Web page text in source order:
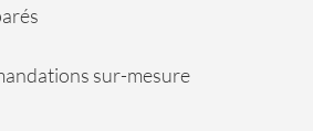
sur-mesure